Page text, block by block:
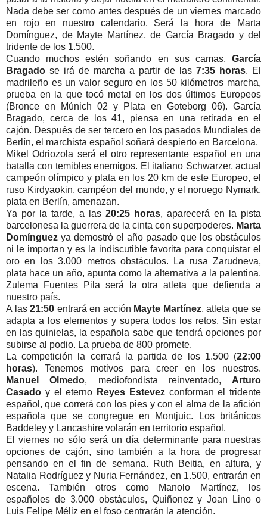
Nada debe ser como antes después de un viernes marcado
en rojo en nuestro calendario. Será la hora de Marta
Domínguez, de Mayte Martínez, de García Bragado y del
tridente de los 1.500.
Cuando muchos estén soñando en sus camas, García
Bragado se irá de marcha a partir de las 7:35 horas. El
madrileño es un valor seguro en los 50 kilómetros marcha,
prueba en la que tocó metal en los dos últimos Europeos
(Bronce en Múnich 02 y Plata en Goteborg 06). García
Bragado, cerca de los 41, piensa en una retirada en el
cajón. Después de ser tercero en los pasados Mundiales de
Berlín, el marchista español soñará despierto en Barcelona.
Mikel Odriozola será el otro representante español en una
batalla con temibles enemigos. El italiano Schwarzer, actual
campeón olímpico y plata en los 20 km de este Europeo, el
ruso Kirdyaokin, campéon del mundo, y el noruego Nymark,
plata en Berlín, amenazan.
Ya por la tarde, a las 20:25 horas, aparecerá en la pista
barcelonesa la guerrera de la cinta con superpoderes. Marta
Domínguez ya demostró el año pasado que los obstáculos
ni le importan y es la indiscutible favorita para conquistar el
oro en los 3.000 metros obstáculos. La rusa Zarudneva,
plata hace un año, apunta como la alternativa a la palentina.
Zulema Fuentes Pila será la otra atleta que defienda a
nuestro país.
A las 21:50 entrará en acción Mayte Martínez, atleta que se
adapta a los elementos y supera todos los retos. Sin estar
en las quinielas, la española sabe que tendrá opciones por
subirse al podio. La prueba de 800 promete.
La competición la cerrará la partida de los 1.500 (22:00
horas). Tenemos motivos para creer en los nuestros.
Manuel Olmedo, mediofondista reinventado, Arturo
Casado y el eterno Reyes Estevezconforman el tridente
español, que correrá con los pies y con el alma de la afición
española que se congregue en Montjuic. Los británicos
Baddeley y Lancashire volarán en territorio español.
El viernes no sólo será un día determinante para nuestras
opciones de cajón, sino también a la hora de progresar
pensando en el fin de semana. Ruth Beitia, en altura, y
Natalia Rodríguez y Nuria Fernández, en 1.500, entrarán en
escena. También otros como Manolo Martínez, los
españoles de 3.000 obstáculos, Quiñonez y Joan Lino o
Luis Felipe Méliz en el foso centrarán la atención.